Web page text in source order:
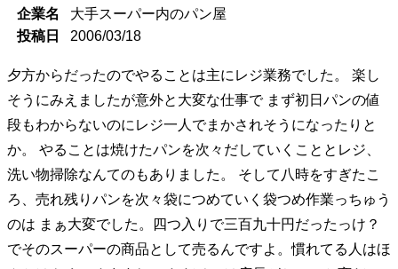
企業名
大手スーパー内のパン屋
投稿日
2006/03/18
夕方からだったのでやることは主にレジ業務でした。 楽し
そうにみえましたが意外と大変な仕事で まず初日パンの値
段もわからないのにレジ一人でまかされそうになったりと
か。 やることは焼けたパンを次々だしていくこととレジ、
洗い物掃除なんてのもありました。 そして八時をすぎたこ
ろ、売れ残りパンを次々袋につめていく袋つめ作業っちゅう
のは まぁ大変でした。四つ入りで三百九十円だったっけ？
でそのスーパーの商品として売るんですよ。慣れてる人はほ